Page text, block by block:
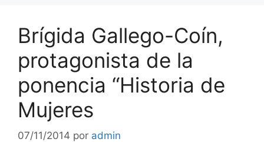
Brígida Gallego-Coín,
protagonista de la
ponencia “Historia de
Mujeres
07/11/2014 por admin